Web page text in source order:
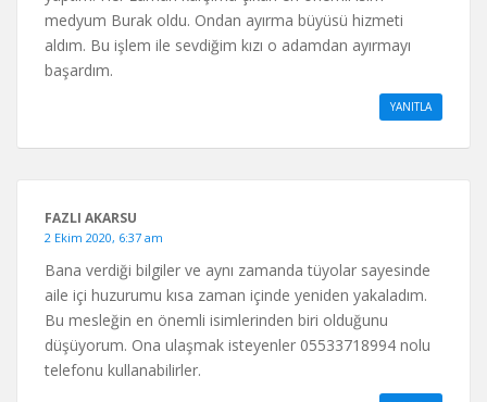
medyum Burak oldu. Ondan ayırma büyüsü hizmeti
aldım. Bu işlem ile sevdiğim kızı o adamdan ayırmayı
başardım.
YANITLA
FAZLI AKARSU
2 Ekim 2020, 6:37 am
Bana verdiği bilgiler ve aynı zamanda tüyolar sayesinde
aile içi huzurumu kısa zaman içinde yeniden yakaladım.
Bu mesleğin en önemli isimlerinden biri olduğunu
düşüyorum. Ona ulaşmak isteyenler 05533718994 nolu
telefonu kullanabilirler.